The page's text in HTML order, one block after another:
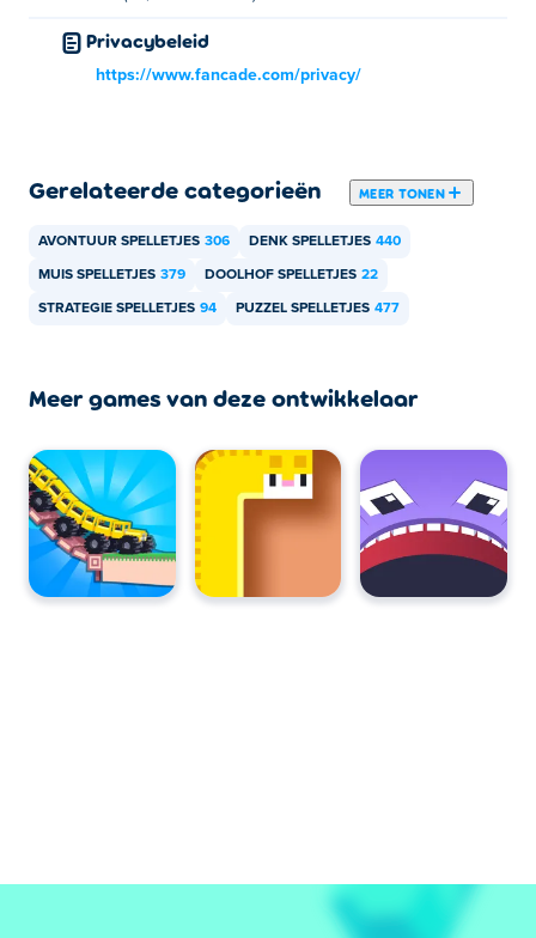
mobiele apparaten zoals telefoons en tablets.
Privacybeleid
https://www.fancade.com/privacy/
Gerelateerde categorieën MEER TONEN
AVONTUUR SPELLETJES 306 DENK SPELLETJES 440
MUIS SPELLETJES 379 DOOLHOF SPELLETJES 22
STRATEGIE SPELLETJES 94 PUZZEL SPELLETJES 477
Meer games van deze ontwikkelaar